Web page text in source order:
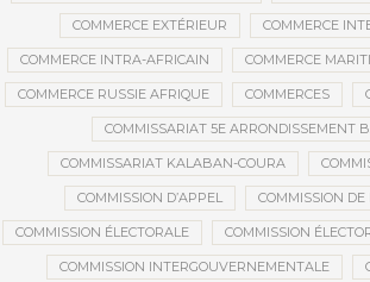
COMMERCE EXTÉRIEUR COMMERCE
COMMERCE INTRA-AFRICAIN COMMERCE
COMMERCE RUSSIE AFRIQUE COMMERCES
COMMISSARIAT 5E ARRONDISSEMENT
COMMISSARIAT KALABAN-COURA
COMMISSION D’APPEL COMMISSION DE
COMMISSION ÉLECTORALE COMMISSION
COMMISSION INTERGOUVERNEMENTALE